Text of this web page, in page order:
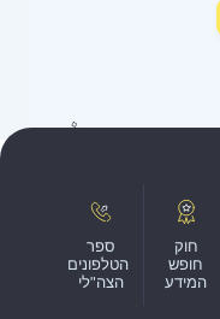
חוק
חופש
המידע
ספר
הטלפונים
הצה"לי